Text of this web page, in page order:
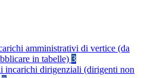
amministrativi di vertice (da
in tabelle) 3
incarichi dirigenziali (dirigenti non